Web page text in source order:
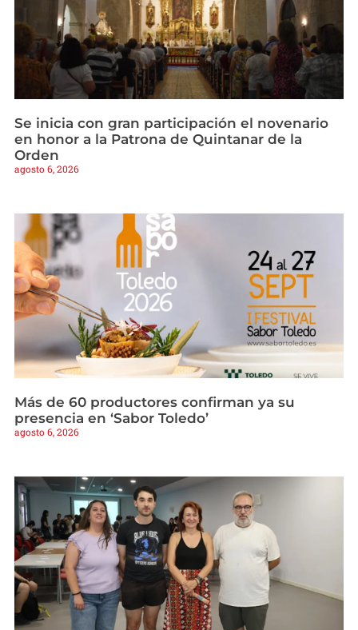
Se inicia con gran participación el novenario
en honor a la Patrona de Quintanar de la
Orden
agosto 6, 2026
Más de 60 productores confirman ya su
presencia en ‘Sabor Toledo’
agosto 6, 2026